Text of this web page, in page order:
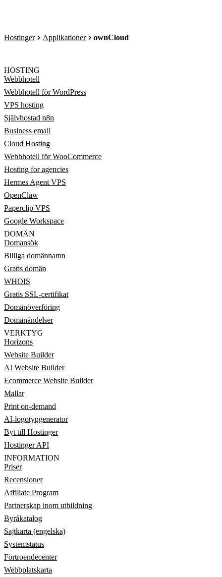
Hostinger Applikationer ownCloud
HOSTING
Webbhotell
Webbhotell för WordPress
VPS hosting
Självhostad n8n
Business email
Cloud Hosting
Webbhotell för WooCommerce
Hosting for agencies
Hermes Agent VPS
OpenClaw
Paperclip VPS
Google Workspace
DOMÄN
Domansök
Billiga domännamn
Gratis domän
WHOIS
Gratis SSL-certifikat
Domänöverföring
Domänändelser
VERKTYG
Horizons
Website Builder
AI Website Builder
Ecommerce Website Builder
Mallar
Print on-demand
AI-logotypgenerator
Byt till Hostinger
Hostinger API
INFORMATION
Priser
Recensioner
Affiliate Program
Partnerskap inom utbildning
Byråkatalog
Sajtkarta (engelska)
Systemstatus
Förtroendecenter
Webbplatskarta